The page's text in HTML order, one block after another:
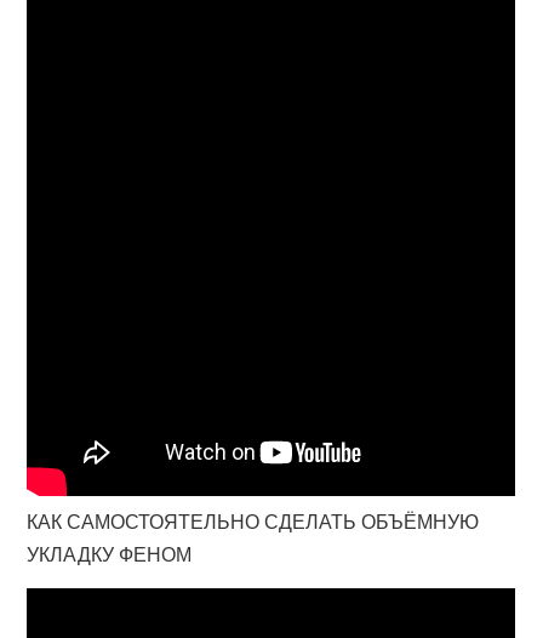
КАК САМОСТОЯТЕЛЬНО СДЕЛАТЬ ОБЪЁМНУЮ
УКЛАДКУ ФЕНОМ